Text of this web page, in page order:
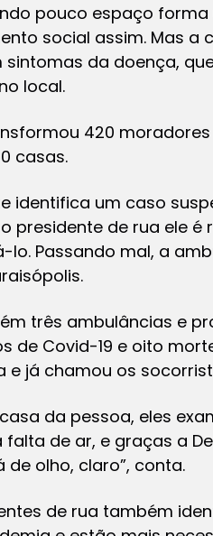
pouco espaço
social assim. Mas
sintomas da doença,
local.
420
casas.
identifica um caso
presidente de rua ele
lo. Passando mal, a
três ambulâncias e
de Covid-19 e oito
e já chamou os
da pessoa, eles
de ar, e graças a
olho, claro”, conta.
de rua também